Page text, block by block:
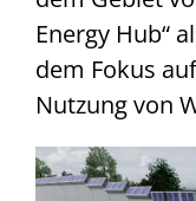
Energy Hub“
dem Fokus
Nutzung von